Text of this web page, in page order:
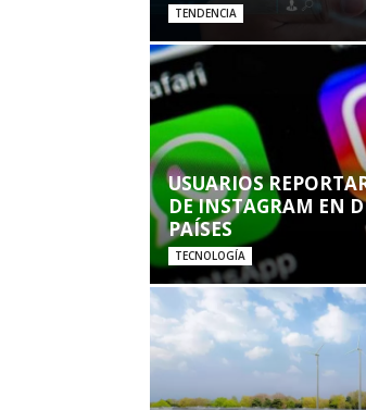
TENDENCIA
USUARIOS
DE INSTAGRAM EN
PAÍSES
TECNOLOGÍA